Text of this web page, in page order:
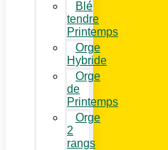
Blé
tendre
Printemps
Orge
Hybride
Orge
de
Printemps
Orge
2
rangs